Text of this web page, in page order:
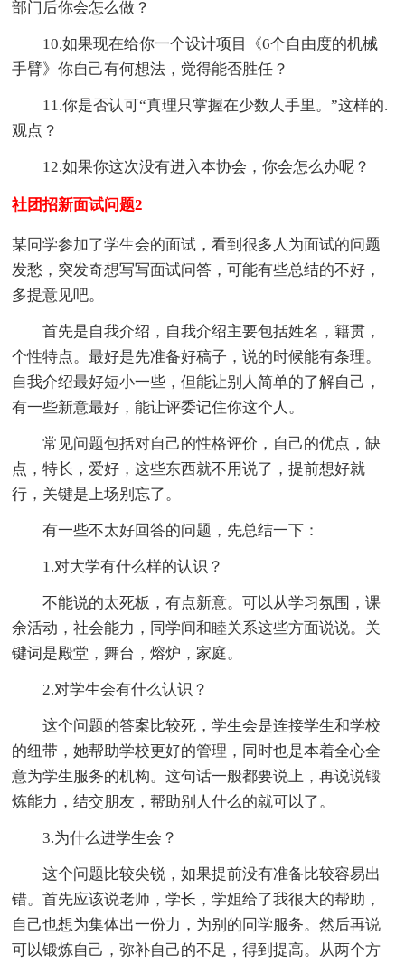
部门后你会怎么做？
10.如果现在给你一个设计项目《6个自由度的机械
手臂》你自己有何想法，觉得能否胜任？
11.你是否认可“真理只掌握在少数人手里。”这样的.
观点？
12.如果你这次没有进入本协会，你会怎么办呢？
社团招新面试问题2
某同学参加了学生会的面试，看到很多人为面试的问题
发愁，突发奇想写写面试问答，可能有些总结的不好，
多提意见吧。
首先是自我介绍，自我介绍主要包括姓名，籍贯，
个性特点。最好是先准备好稿子，说的时候能有条理。
自我介绍最好短小一些，但能让别人简单的了解自己，
有一些新意最好，能让评委记住你这个人。
常见问题包括对自己的性格评价，自己的优点，缺
点，特长，爱好，这些东西就不用说了，提前想好就
行，关键是上场别忘了。
有一些不太好回答的问题，先总结一下：
1.对大学有什么样的认识？
不能说的太死板，有点新意。可以从学习氛围，课
余活动，社会能力，同学间和睦关系这些方面说说。关
键词是殿堂，舞台，熔炉，家庭。
2.对学生会有什么认识？
这个问题的答案比较死，学生会是连接学生和学校
的纽带，她帮助学校更好的管理，同时也是本着全心全
意为学生服务的机构。这句话一般都要说上，再说说锻
炼能力，结交朋友，帮助别人什么的就可以了。
3.为什么进学生会？
这个问题比较尖锐，如果提前没有准备比较容易出
错。首先应该说老师，学长，学姐给了我很大的帮助，
自己也想为集体出一份力，为别的同学服务。然后再说
可以锻炼自己，弥补自己的不足，得到提高。从两个方